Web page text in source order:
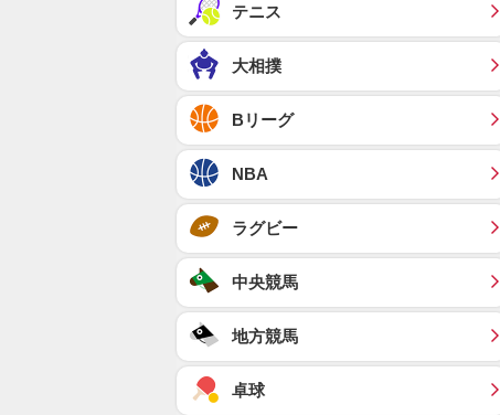
テニス
大相撲
Bリーグ
NBA
ラグビー
中央競馬
地方競馬
卓球